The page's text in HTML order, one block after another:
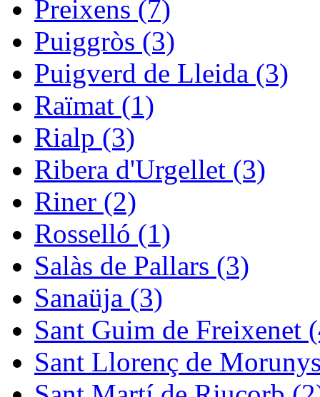
Preixens (7)
Puiggròs (3)
Puigverd de Lleida (3)
Raïmat (1)
Rialp (3)
Ribera d'Urgellet (3)
Riner (2)
Rosselló (1)
Salàs de Pallars (3)
Sanaüja (3)
Sant Guim de Freixenet
Sant Llorenç de